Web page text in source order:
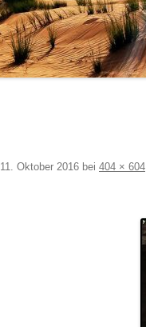
11. Oktober 2016 bei 404 × 604